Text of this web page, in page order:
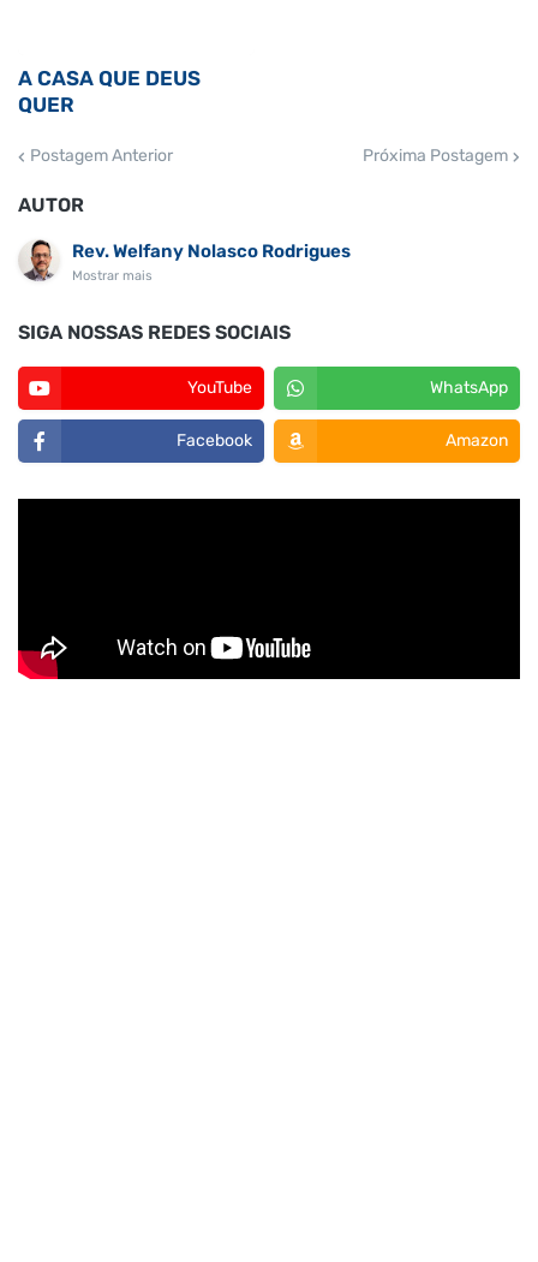
A CASA QUE DEUS
QUER
Postagem Anterior Próxima Postagem
AUTOR
Rev. Welfany Nolasco Rodrigues
Mostrar mais
SIGA NOSSAS REDES SOCIAIS
YouTube WhatsApp
Facebook Amazon